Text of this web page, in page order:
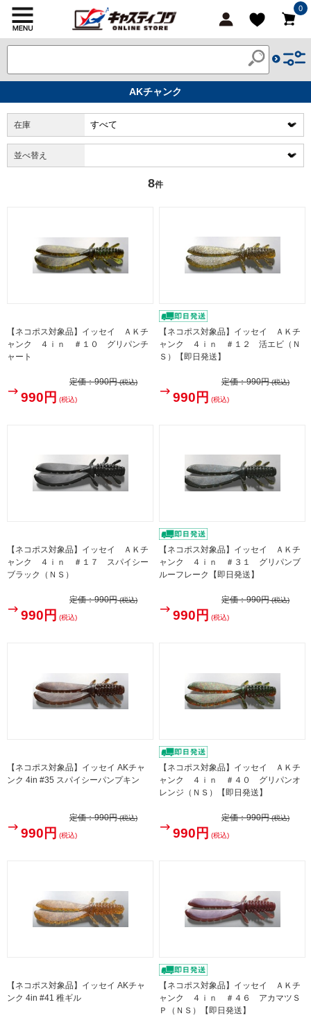
0
AKチャンク
在庫
並べ替え
8件
【ネコポス対象品】イッセイ ＡＫチ
ャンク ４ｉｎ ＃１０ グリパンチ
ャート
定価：990円(税込)
990円 (税込)
【ネコポス対象品】イッセイ ＡＫチ
ャンク ４ｉｎ ＃１２ 活エビ（Ｎ
Ｓ）【即日発送】
定価：990円(税込)
990円 (税込)
【ネコポス対象品】イッセイ ＡＫチ
ャンク ４ｉｎ ＃１７ スパイシー
ブラック（ＮＳ）
定価：990円(税込)
990円 (税込)
【ネコポス対象品】イッセイ ＡＫチ
ャンク ４ｉｎ ＃３１ グリパンブ
ルーフレーク【即日発送】
定価：990円(税込)
990円 (税込)
【ネコポス対象品】イッセイ AKチャ
ンク 4in #35 スパイシーパンプキン
定価：990円(税込)
990円 (税込)
【ネコポス対象品】イッセイ ＡＫチ
ャンク ４ｉｎ ＃４０ グリパンオ
レンジ（ＮＳ）【即日発送】
定価：990円(税込)
990円 (税込)
【ネコポス対象品】イッセイ AKチャ
ンク 4in #41 稚ギル
【ネコポス対象品】イッセイ ＡＫチ
ャンク ４ｉｎ ＃４６ アカマツＳ
Ｐ（ＮＳ）【即日発送】